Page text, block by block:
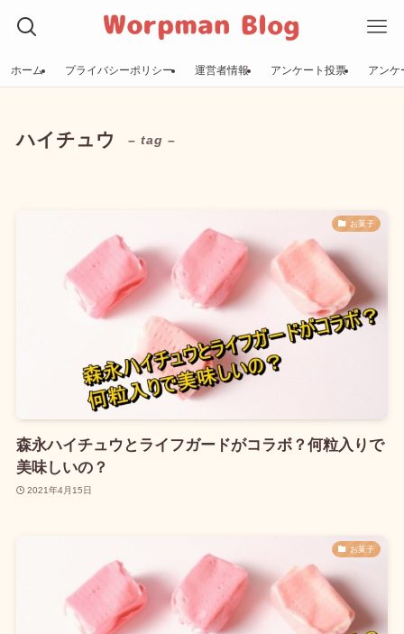
ホーム プライバシーポリシー 運営者情報 アンケート投票 アンケ
ハイチュウ – tag –
お菓子
森永ハイチュウとライフガードがコラボ？何粒入りで
美味しいの？
2021年4月15日
お菓子